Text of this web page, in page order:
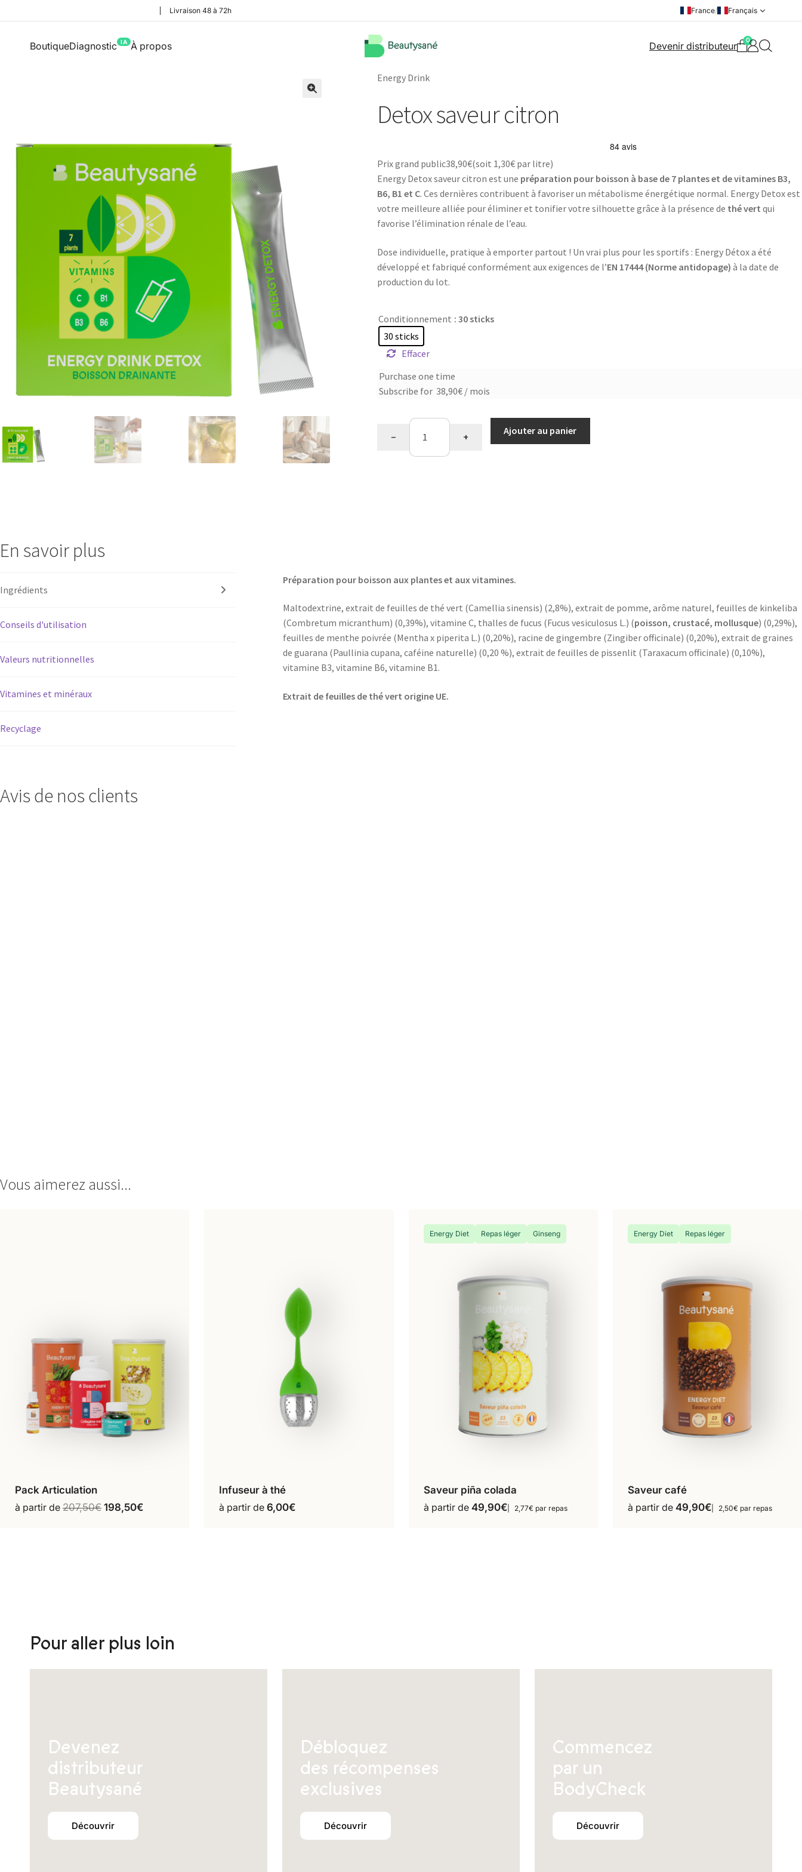
Livraison 48 à 72h France/ Français
BoutiqueDiagnostic IA À propos Devenir distributeur 0
Energy Drink
Detox saveur citron
Prix grand public38,90€(soit 1,30€ par litre)
Energy Detox saveur citron est une préparation pour boisson à base de 7 plantes et de vitamines B3,
B6, B1 et C. Ces dernières contribuent à favoriser un métabolisme énergétique normal. Energy Detox est
votre meilleure alliée pour éliminer et tonifier votre silhouette grâce à la présence de thé vert qui
favorise l’élimination rénale de l’eau.
Dose individuelle, pratique à emporter partout ! Un vrai plus pour les sportifs : Energy Détox a été
développé et fabriqué conformément aux exigences de l’EN 17444 (Norme antidopage) à la date de
production du lot.
Conditionnement : 30 sticks
30 sticks
Effacer
Choose
Purchase one time
Subscribe for 38,90€ / mois
quantité
− +
Ajouter au panier
En savoir plus
Ingrédients
Conseils d'utilisation
Valeurs nutritionnelles
Vitamines et minéraux
Recyclage
Préparation pour boisson aux plantes et aux vitamines.
Maltodextrine, extrait de feuilles de thé vert (Camellia sinensis) (2,8%), extrait de pomme, arôme naturel, feuilles de kinkeliba
(Combretum micranthum) (0,39%), vitamine C, thalles de fucus (Fucus vesiculosus L.) (poisson, crustacé, mollusque) (0,29%),
feuilles de menthe poivrée (Mentha x piperita L.) (0,20%), racine de gingembre (Zingiber officinale) (0,20%), extrait de graines
de guarana (Paullinia cupana, caféine naturelle) (0,20 %), extrait de feuilles de pissenlit (Taraxacum officinale) (0,10%),
vitamine B3, vitamine B6, vitamine B1.
Extrait de feuilles de thé vert origine UE.
Avis de nos clients
Vous aimerez aussi...
Configurer mon pack
Pack Articulation
à partir de 207,50€ 198,50€
Ajouter au panier
Infuseur à thé
à partir de6,00€
Energy Diet Repas léger Ginseng
18 repas
Ce
produit
du
Saveur piña colada
à partir de 49,90€ 2,77€ par repas
Energy Diet Repas léger
16 repas
36 repas
Ce
page
Saveur café
à partir de 49,90€ 2,50€ par repas
Pour aller plus loin
Devenez
distributeur
Beautysané
Découvrir
Débloquez
des récompenses
exclusives
Découvrir
Commencez
par un
BodyCheck
Découvrir